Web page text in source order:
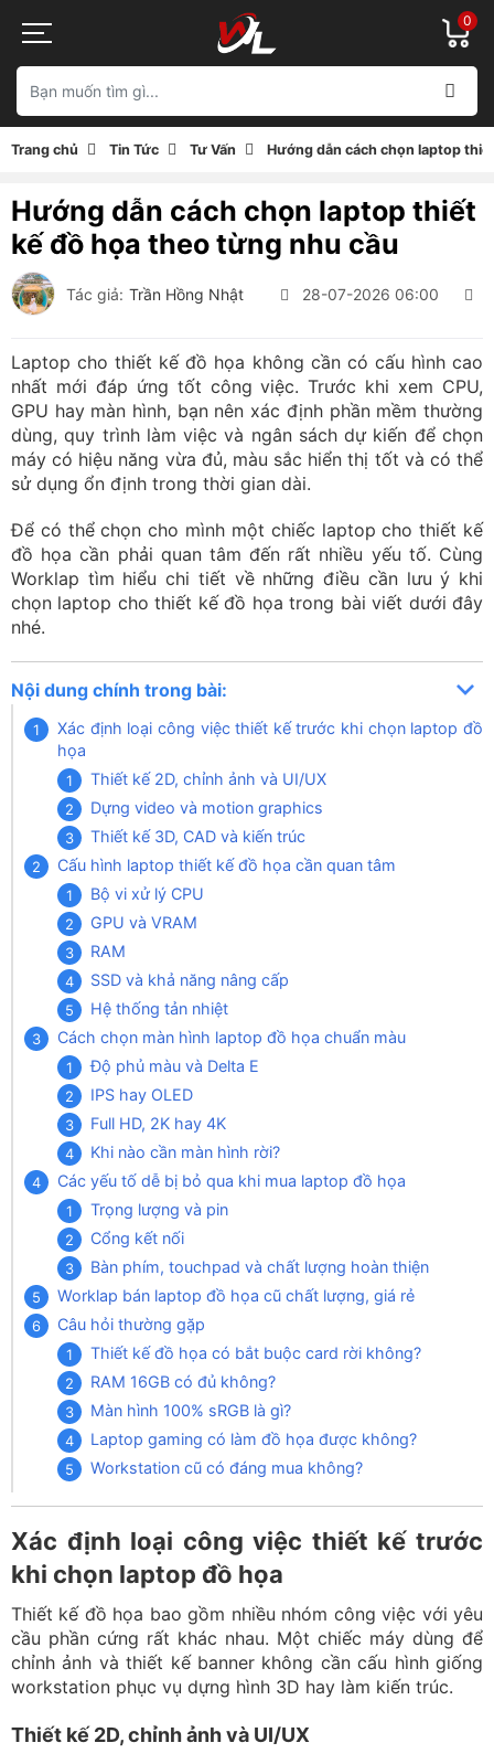
0
Trang chủ Tin Tức Tư Vấn Hướng dẫn cách chọn laptop
Hướng dẫn cách chọn laptop thiết
kế đồ họa theo từng nhu cầu
Tác giả: Trần Hồng Nhật 28-07-2026 06:00
Laptop cho thiết kế đồ họa không cần có cấu hình cao
nhất mới đáp ứng tốt công việc. Trước khi xem CPU,
GPU hay màn hình, bạn nên xác định phần mềm thường
dùng, quy trình làm việc và ngân sách dự kiến để chọn
máy có hiệu năng vừa đủ, màu sắc hiển thị tốt và có thể
sử dụng ổn định trong thời gian dài.
Để có thể chọn cho mình một chiếc laptop cho thiết kế
đồ họa cần phải quan tâm đến rất nhiều yếu tố. Cùng
Worklap tìm hiểu chi tiết về những điều cần lưu ý khi
chọn laptop cho thiết kế đồ họa trong bài viết dưới đây
nhé.
Nội dung chính trong bài:
Xác định loại công việc thiết kế trước khi chọn laptop đồ
họa
Thiết kế 2D, chỉnh ảnh và UI/UX
Dựng video và motion graphics
Thiết kế 3D, CAD và kiến trúc
Cấu hình laptop thiết kế đồ họa cần quan tâm
Bộ vi xử lý CPU
GPU và VRAM
RAM
SSD và khả năng nâng cấp
Hệ thống tản nhiệt
Cách chọn màn hình laptop đồ họa chuẩn màu
Độ phủ màu và Delta E
IPS hay OLED
Full HD, 2K hay 4K
Khi nào cần màn hình rời?
Các yếu tố dễ bị bỏ qua khi mua laptop đồ họa
Trọng lượng và pin
Cổng kết nối
Bàn phím, touchpad và chất lượng hoàn thiện
Worklap bán laptop đồ họa cũ chất lượng, giá rẻ
Câu hỏi thường gặp
Thiết kế đồ họa có bắt buộc card rời không?
RAM 16GB có đủ không?
Màn hình 100% sRGB là gì?
Laptop gaming có làm đồ họa được không?
Workstation cũ có đáng mua không?
Xác định loại công việc thiết kế trước
khi chọn laptop đồ họa
Thiết kế đồ họa bao gồm nhiều nhóm công việc với yêu
cầu phần cứng rất khác nhau. Một chiếc máy dùng để
chỉnh ảnh và thiết kế banner không cần cấu hình giống
workstation phục vụ dựng hình 3D hay làm kiến trúc.
Thiết kế 2D, chỉnh ảnh và UI/UX